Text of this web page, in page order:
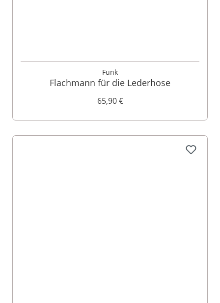
Funk
Flachmann für die Lederhose
65,90 €